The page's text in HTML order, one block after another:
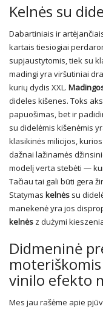
Kelnės su
Dabartiniais ir
kartais tiesiogiai
supjaustytomis, tiek su
madingi yra viršutiniai
kurių dydis XXL.
dideles kišenes. Toks
papuošimas, bet ir
su didelėmis kišenėmis
klasikinės milicijos,
dažnai lažinamės
modelį verta stebėti —
Tačiau tai gali būti gera
Statymas kelnės su
manekenė yra jos
kelnės z dużymi
Didmeninė
vinilo efekto
Mes jau rašėme apie